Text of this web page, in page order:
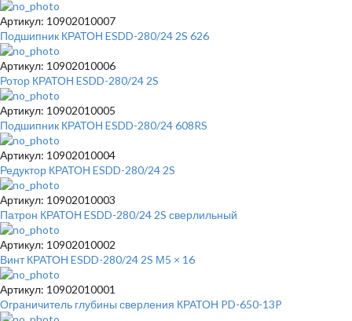
Артикул: 10902010007
Подшипник КРАТОН ESDD-280/24 2S 626
Артикул: 10902010006
Ротор КРАТОН ESDD-280/24 2S
Артикул: 10902010005
Подшипник КРАТОН ESDD-280/24 608RS
Артикул: 10902010004
Редуктор КРАТОН ESDD-280/24 2S
Артикул: 10902010003
Патрон КРАТОН ESDD-280/24 2S сверлильный
Артикул: 10902010002
Винт КРАТОН ESDD-280/24 2S М5 × 16
Артикул: 10902010001
Ограничитель глубины сверления КРАТОН PD-650-13P